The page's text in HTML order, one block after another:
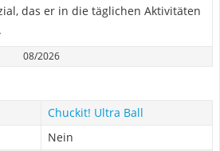
das er in die täglichen Aktivitäten
08/2026
Chuckit! Ultra Ball
Nein